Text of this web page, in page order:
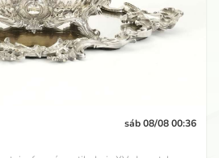
sáb 08/08 00:36